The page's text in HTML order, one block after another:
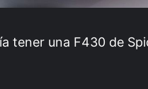
tener una F430 de